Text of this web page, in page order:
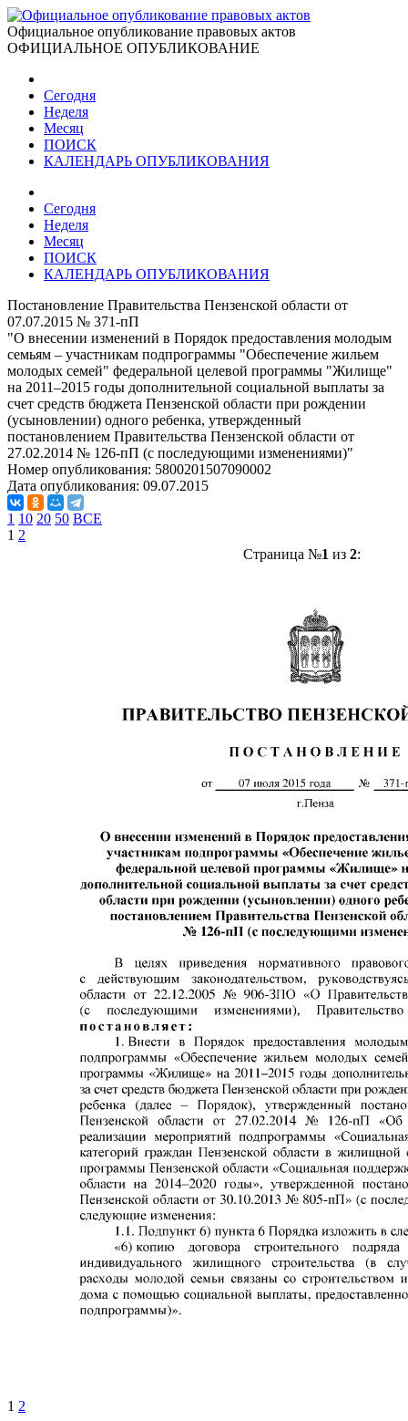
Официальное опубликование правовых актов
ОФИЦИАЛЬНОЕ ОПУБЛИКОВАНИЕ
Сегодня
Неделя
Месяц
ПОИСК
КАЛЕНДАРЬ ОПУБЛИКОВАНИЯ
Сегодня
Неделя
Месяц
ПОИСК
КАЛЕНДАРЬ ОПУБЛИКОВАНИЯ
Постановление Правительства Пензенской области от
07.07.2015 № 371-пП
"О внесении изменений в Порядок предоставления молодым
семьям – участникам подпрограммы "Обеспечение жильем
молодых семей" федеральной целевой программы "Жилище"
на 2011–2015 годы дополнительной социальной выплаты за
счет средств бюджета Пензенской области при рождении
(усыновлении) одного ребенка, утвержденный
постановлением Правительства Пензенской области от
27.02.2014 № 126-пП (с последующими изменениями)"
Номер опубликования: 5800201507090002
Дата опубликования: 09.07.2015
1 10 20 50 ВСЕ
1 2
Страница №1 из 2:
1 2